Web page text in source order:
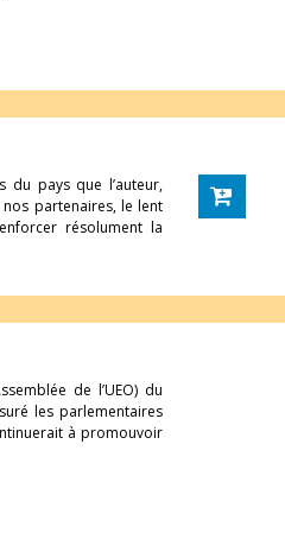
du pays que l’auteur,
par­tenaires, le lent
résolument la
de l’UEO) du
les parlementaires
à promouvoir